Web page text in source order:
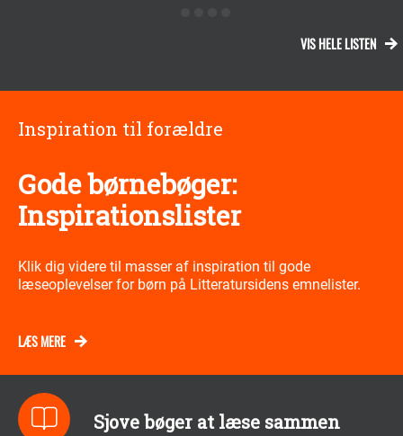
VIS HELE LISTEN
Inspiration til forældre
Gode børnebøger:
Inspirationslister
Klik dig videre til masser af inspiration til gode
læseoplevelser for børn på Litteratursidens emnelister.
LÆS MERE
Sjove bøger at læse sammen